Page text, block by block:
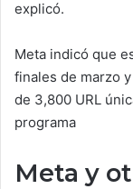
explicó.
Meta indicó que
finales de marzo
de 3,800 URL
programa
Meta y